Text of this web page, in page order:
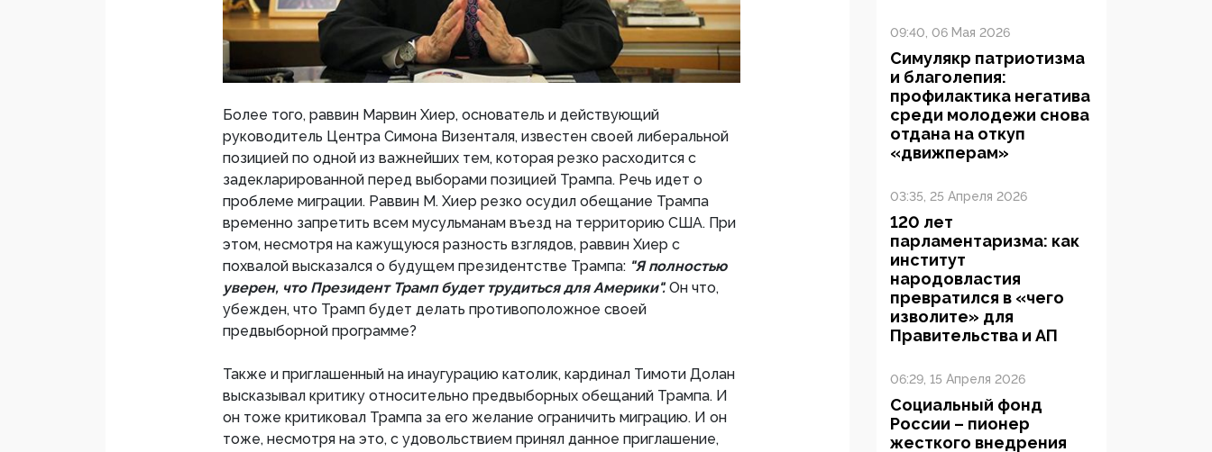
Более того, раввин Марвин Хиер, основатель и действующий
руководитель Центра Симона Визенталя, известен своей либеральной
позицией по одной из важнейших тем, которая резко расходится с
задекларированной перед выборами позицией Трампа. Речь идет о
проблеме миграции. Раввин М. Хиер резко осудил обещание Трампа
временно запретить всем мусульманам въезд на территорию США. При
этом, несмотря на кажущуюся разность взглядов, раввин Хиер с
похвалой высказался о будущем президентстве Трампа: "Я полностью
уверен, что Президент Трамп будет трудиться для Америки". Он что,
убежден, что Трамп будет делать противоположное своей
предвыборной программе?
Также и приглашенный на инаугурацию католик, кардинал Тимоти Долан
высказывал критику относительно предвыборных обещаний Трампа. И
он тоже критиковал Трампа за его желание ограничить миграцию. И он
тоже, несмотря на это, с удовольствием принял данное приглашение,
09:40, 06 Мая 2026
Симулякр патриотизма
и благолепия:
профилактика негатива
среди молодежи снова
отдана на откуп
«движперам»
03:35, 25 Апреля 2026
120 лет
парламентаризма: как
институт
народовластия
превратился в «чего
изволите» для
Правительства и АП
06:29, 15 Апреля 2026
Социальный фонд
России – пионер
жесткого внедрения